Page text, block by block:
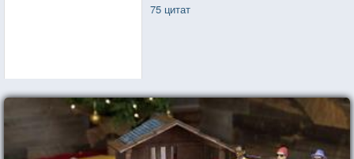
75 цитат